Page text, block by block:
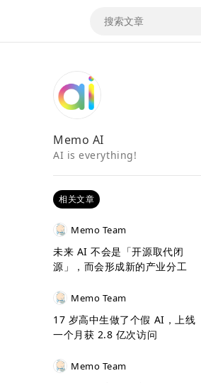
Memo AI
AI is everything!
相关文章
Memo Team
未来 AI 不会是「开源取代闭
源」，而会形成新的产业分工
Memo Team
17 岁高中生做了个假 AI，上线
一个月获 2.8 亿次访问
Memo Team